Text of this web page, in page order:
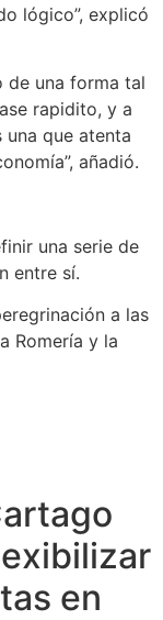
lógico”, explicó
de una forma tal
rapidito, y a
una que atenta
añadió.
una serie de
entre sí.
a las
Romería y la
en